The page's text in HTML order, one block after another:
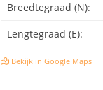
Breedtegraad (N):
Lengtegraad (E):
Bekijk in Google Maps